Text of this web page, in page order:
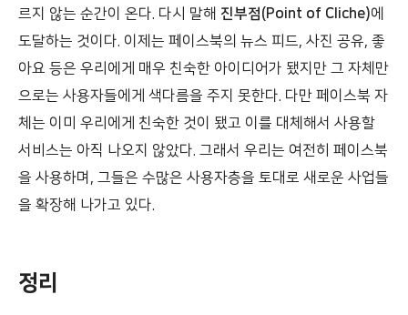
르지 않는 순간이 온다. 다시 말해 진부점(Point of Cliche)에
도달하는 것이다. 이제는 페이스북의 뉴스 피드, 사진 공유, 좋
아요 등은 우리에게 매우 친숙한 아이디어가 됐지만 그 자체만
으로는 사용자들에게 색다름을 주지 못한다. 다만 페이스북 자
체는 이미 우리에게 친숙한 것이 됐고 이를 대체해서 사용할
서비스는 아직 나오지 않았다. 그래서 우리는 여전히 페이스북
을 사용하며, 그들은 수많은 사용자층을 토대로 새로운 사업들
을 확장해 나가고 있다.
정리